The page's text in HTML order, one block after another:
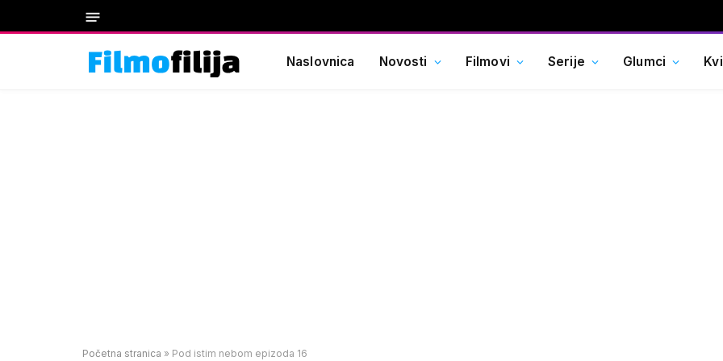
Naslovnica Novosti Filmovi Serije Glumci
Početna stranica » Pod istim nebom epizoda 16